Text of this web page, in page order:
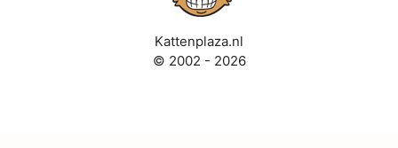
Kattenplaza.nl
© 2002 - 2026